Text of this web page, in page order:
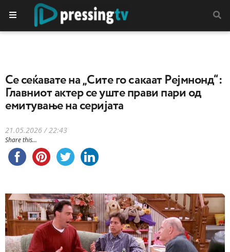
Се сеќавате на „Сите го сакаат Рејмнонд“:
Главниот актер се уште прави пари од
емитување на серијата
21.05.2026 / 22:43
Share this...